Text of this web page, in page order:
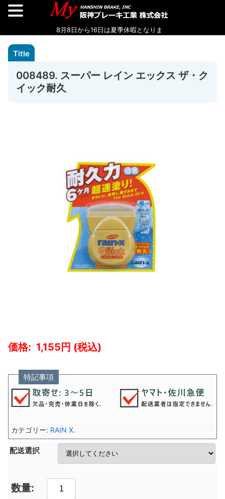
008489. スーパー レイン エックス ザ・ク
イック耐久
1,155
特記事項
配送選択
カテゴリー: RAIN X.